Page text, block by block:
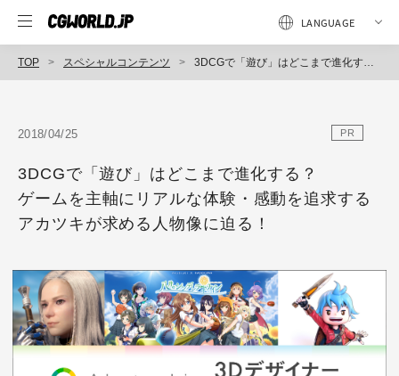
TOP スペシャルコンテンツ 3DCGで「遊び」はどこまで進化する？ゲームを主軸にリアルな体験・感動を追求するアカツキが求める人物像に迫る！
2018/04/25 PR
3DCGで「遊び」はどこまで進化する？
ゲームを主軸にリアルな体験・感動を追求する
アカツキが求める人物像に迫る！